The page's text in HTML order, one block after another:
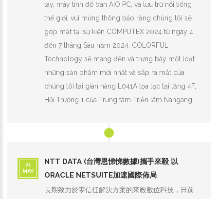
tay, máy tính để bàn AIO PC, và lưu trữ nổi tiếng
thế giới, vui mừng thông báo rằng chúng tôi sẽ
góp mặt tại sự kiện COMPUTEX 2024 từ ngày 4
đến 7 tháng Sáu năm 2024. COLORFUL
Technology sẽ mang đến và trưng bày một loạt
những sản phẩm mới nhất và sắp ra mắt của
chúng tôi tại gian hàng L041A tọa lạc tại tầng 4F,
Hội Trường 1 của Trung tâm Triễn lãm Nangang.
21
MAY
NTT DATA (台灣恩悌悌數據)攜手來毅 以
ORACLE NETSUITE加速國際佈局
長期致力於零信任解決方案的來毅數位科技，日前